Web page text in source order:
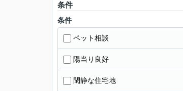
条件
条件
ペット相談
陽当り良好
閑静な住宅地